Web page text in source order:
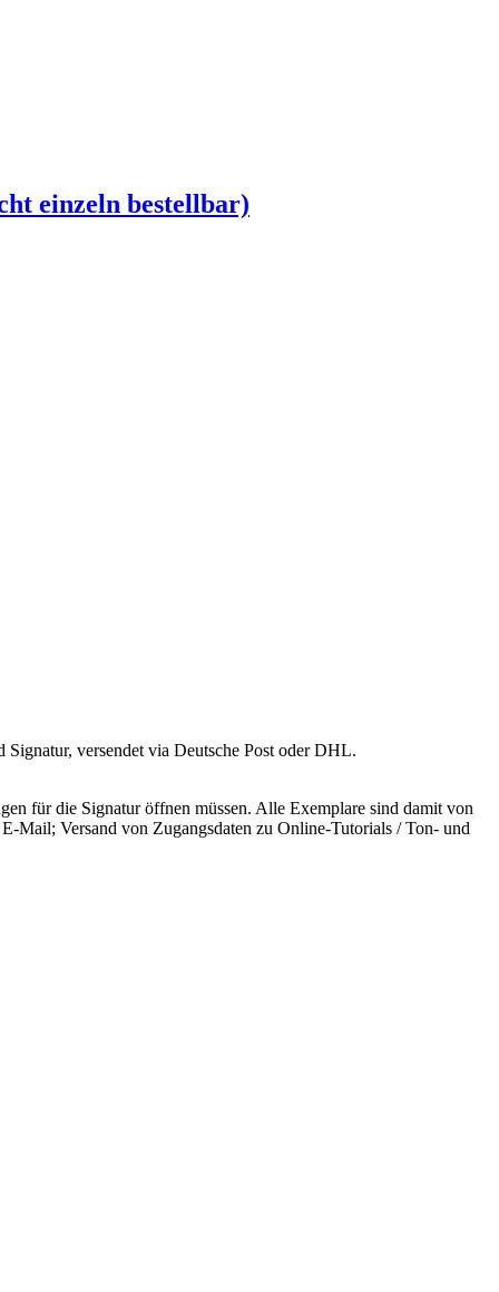
einzeln bestellbar)
Signatur, versendet via Deutsche Post oder DHL.
für die Signatur öffnen müssen. Alle Exemplare sind damit von
Mail; Versand von Zugangsdaten zu Online-Tutorials / Ton- und